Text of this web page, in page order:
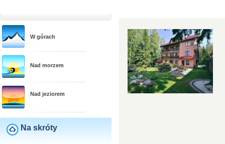
W górach
Nad morzem
Nad jeziorem
Na skróty